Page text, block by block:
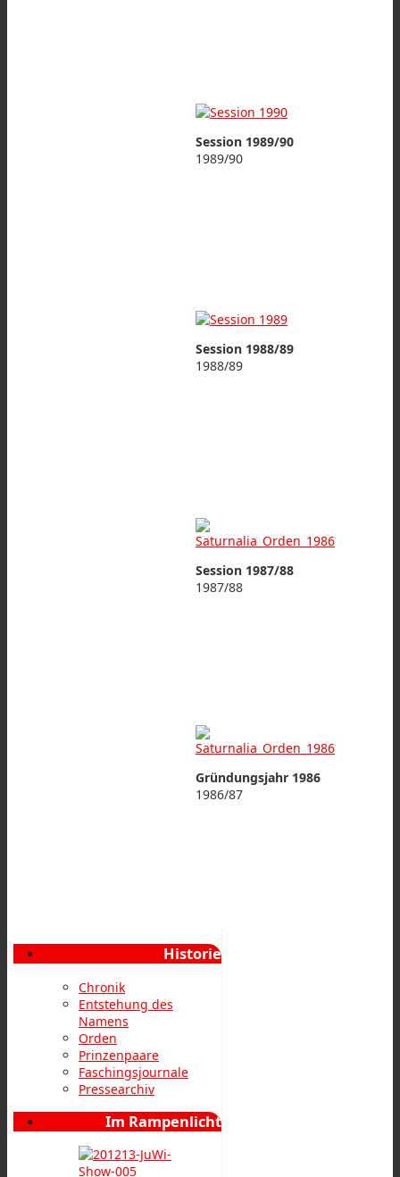
Session 1989/90
1989/90
Session 1988/89
1988/89
Session 1987/88
1987/88
Gründungsjahr 1986
1986/87
Historie
Chronik
Entstehung des
Namens
Orden
Prinzenpaare
Faschingsjournale
Pressearchiv
Im Rampenlicht